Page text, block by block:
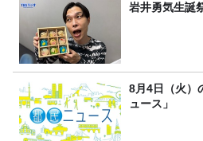
岩井勇気生誕
8月4日（火）
ュース」